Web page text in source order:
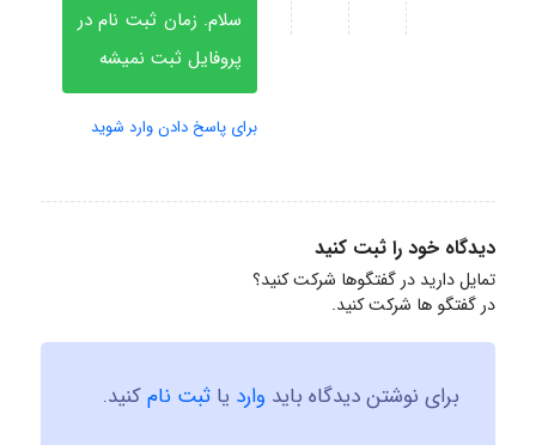
سلام. زمان ثبت نام در
پروفایل ثبت نمیشه
برای پاسخ دادن وارد شوید
دیدگاه خود را ثبت کنید
تمایل دارید در گفتگوها شرکت کنید؟
در گفتگو ها شرکت کنید.
برای نوشتن دیدگاه باید وارد یا ثبت نامکنید.